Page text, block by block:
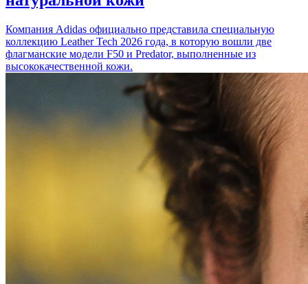
Компания Adidas официально представила специальную
коллекцию Leather Tech 2026 года, в которую вошли две
флагманские модели F50 и Predator, выполненные из
высококачественной кожи.